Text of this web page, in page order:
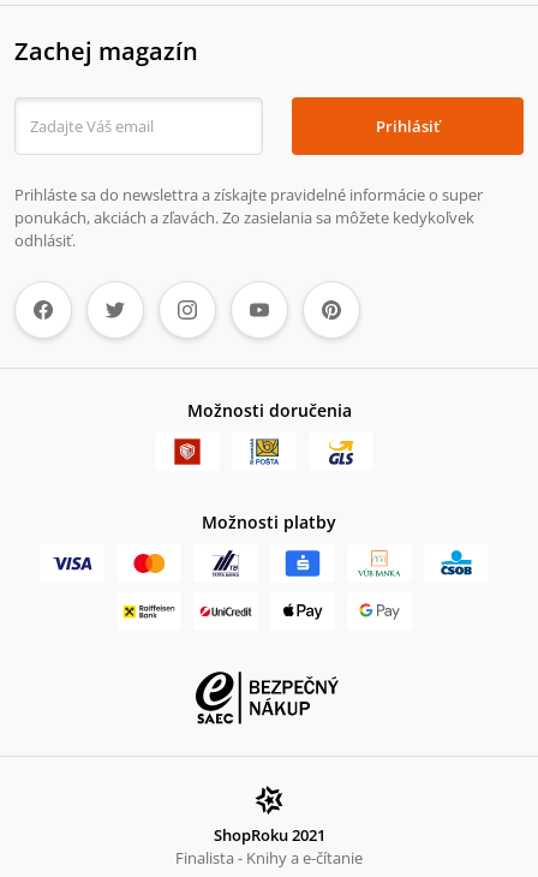
Zachej magazín
Prihlásiť
Prihláste sa do newslettra a získajte pravidelné informácie o super
ponukách, akciách a zľavách. Zo zasielania sa môžete kedykoľvek
odhlásiť.
Možnosti doručenia
Možnosti platby
ShopRoku 2021
Finalista - Knihy a e-čítanie